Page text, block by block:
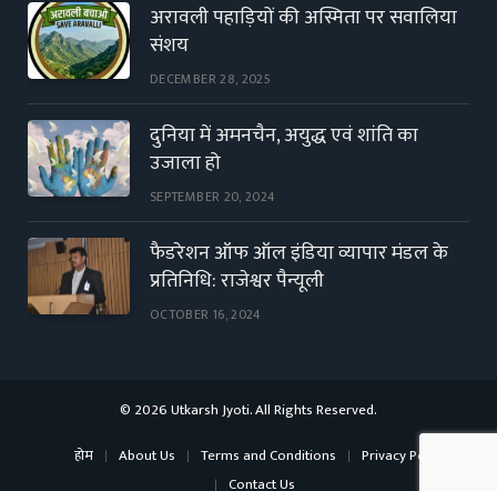
अरावली पहाड़ियों की अस्मिता पर सवालिया
संशय
DECEMBER 28, 2025
दुनिया में अमनचैन, अयुद्ध एवं शांति का
उजाला हो
SEPTEMBER 20, 2024
फैडरेशन ऑफ ऑल इंडिया व्यापार मंडल के
प्रतिनिधि: राजेश्वर पैन्यूली
OCTOBER 16, 2024
© 2026 Utkarsh Jyoti. All Rights Reserved.
होम
About Us Terms and Conditions
Privacy Policy
Contact Us